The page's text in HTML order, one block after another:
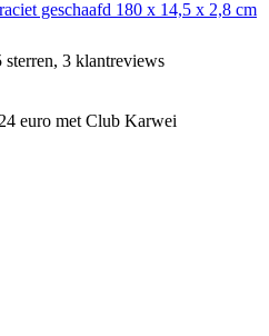
geschaafd 180 x 14,5 x 2,8 cm
sterren, 3 klantreviews
euro met Club Karwei